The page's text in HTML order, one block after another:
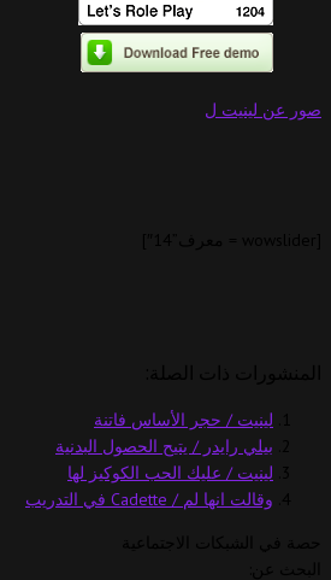
صور عن لينيت ل
لينيت / حجر الأساس فاتنة
بيلي رايدر / يتيح الحصول البدنية
لينيت / عليك الحب الكوكيز لها
وقالت انها لم / Cadette في التدريب